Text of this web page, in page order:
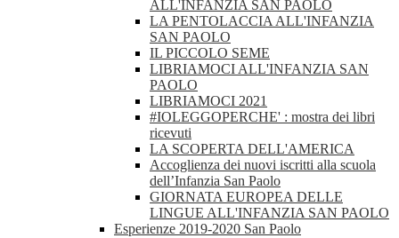
ALL'INFANZIA SAN PAOLO
LA PENTOLACCIA ALL'INFANZIA
SAN PAOLO
IL PICCOLO SEME
LIBRIAMOCI ALL'INFANZIA SAN
PAOLO
LIBRIAMOCI 2021
#IOLEGGOPERCHE' : mostra dei libri
ricevuti
LA SCOPERTA DELL'AMERICA
Accoglienza dei nuovi iscritti alla scuola
dell’Infanzia San Paolo
GIORNATA EUROPEA DELLE
LINGUE ALL'INFANZIA SAN PAOLO
Esperienze 2019-2020 San Paolo